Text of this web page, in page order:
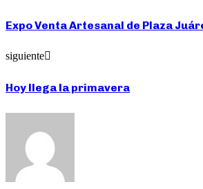
Expo Venta Artesanal de Plaza
siguiente
Hoy llega la primavera